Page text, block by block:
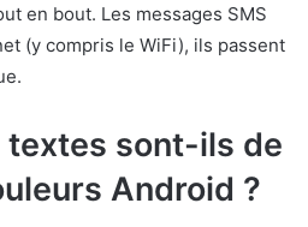
en bout. Les messages SMS
(y compris le WiFi), ils passent
textes sont-ils de
Android ?